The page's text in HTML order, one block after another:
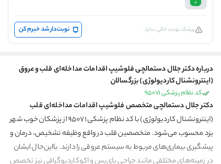
پزشک نوبت خالی ندارد. نوبت‌دار شد خبرم کن
درباره دکتر جلال دستمالچی فلوشیپ اقدامات مداخله‌ای قلب و عروق
(اینترونشنال کاردیولوژی) بزرگسالان
کد نظام پزشکی 95071
دکتر جلال دستمالچی متخصص فلوشیپ اقدامات مداخله‌ای قلب
(اینترونشنال کاردیولوژی) با کد نظام پزشکی 95071 از پزشکان خوب شهر
یزد محسوب می‌شود. متخصصین قلب در واقع وظیفه تشخیص، درمان و
پیشگیری بیماری‌های مربوط به سیستم عروقی را دارند. با‌این‌حال ایشان
در زمینه‌های مختلفی مانند جراحی بای‌پس و اکوکاردیوگرافی نیز تخصص